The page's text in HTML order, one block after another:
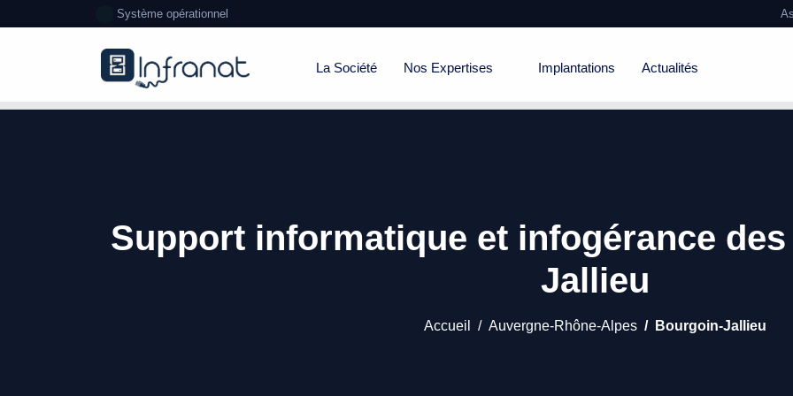
Système opérationnel
La Société Nos Expertises Implantations Actualités
Support informatique et infogérance
Jallieu
Accueil Auvergne-Rhône-Alpes Bourgoin-Jallieu